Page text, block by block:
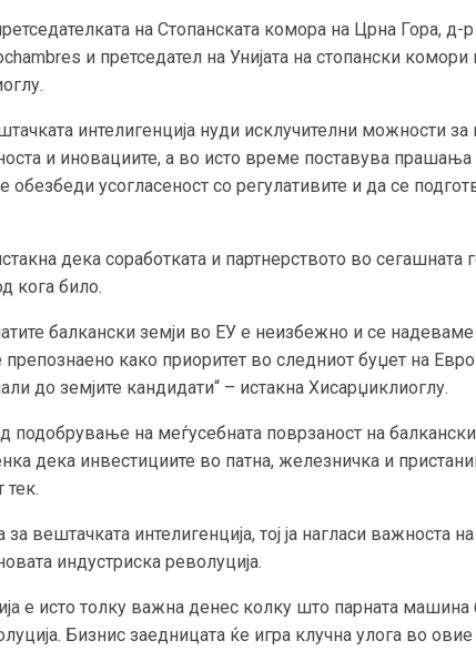
на Стопанската комора на Црна Гора, д-
и претседател на Унијата на стопански комори
интелигенција нуди исклучителни можности
и иновациите, а во исто време поставува прашања
обезбеди усогласеност со регулативите и да се
дека соработката и партнерството во сегашната
кога било.
балкански земји во ЕУ е неизбежно и се
како приоритет во следниот буџет на
до земјите кандидати“ – истакна Хисарџиклиоглу.
подобрување на меѓусебната поврзаност на
дека инвестициите во патна, железничка и
тек.
вештачката интелигенција, тој ја нагласи важноста на
индустриска револуција.
е исто толку важна денес колку што парната
Бизнис заедницата ќе игра клучна улога во